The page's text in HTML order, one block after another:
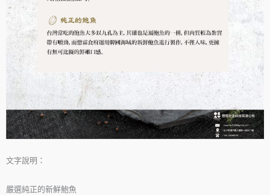
文字說明：
嚴選純正的新鮮鮑魚